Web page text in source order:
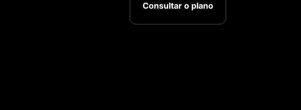
Consultar o plano